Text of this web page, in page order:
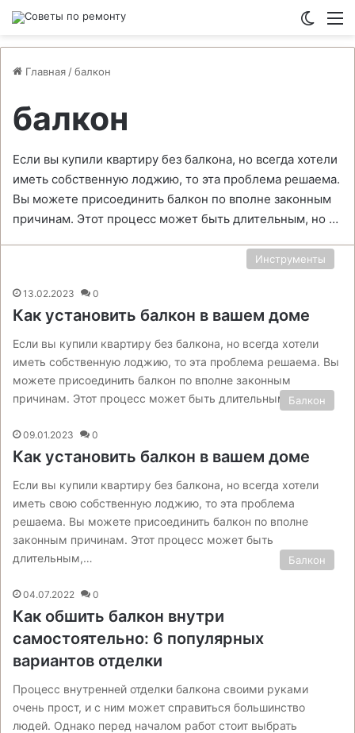
Главная /балкон
балкон
Если вы купили квартиру без балкона, но всегда хотели
иметь собственную лоджию, то эта проблема решаема.
Вы можете присоединить балкон по вполне законным
причинам. Этот процесс может быть длительным, но …
Инструменты
13.02.2023 0
Как установить балкон в вашем доме
Если вы купили квартиру без балкона, но всегда хотели
иметь собственную лоджию, то эта проблема решаема. Вы
можете присоединить балкон по вполне законным
причинам. Этот процесс может быть длительным, но…
Балкон
09.01.2023 0
Как установить балкон в вашем доме
Если вы купили квартиру без балкона, но всегда хотели
иметь свою собственную лоджию, то эта проблема
решаема. Вы можете присоединить балкон по вполне
законным причинам. Этот процесс может быть
длительным,…
Балкон
04.07.2022 0
Как обшить балкон внутри
самостоятельно: 6 популярных
вариантов отделки
Процесс внутренней отделки балкона своими руками
очень прост, и с ним может справиться большинство
людей. Однако перед началом работ стоит выбрать